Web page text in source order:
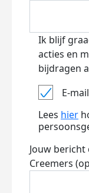
Ik blijf
acties en
bijdragen
E-mail
Lees hier
Jouw bericht
Creemers